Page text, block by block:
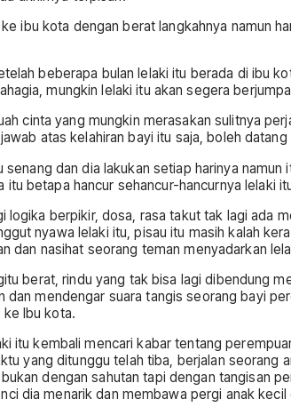
ibu kota dengan berat langkahnya namun
beberapa bulan lelaki itu berada di ibu
mungkin lelaki itu akan segera
cinta yang mungkin merasakan sulitnya
atas kelahiran bayi itu saja, boleh
senang dan dia lakukan setiap harinya
betapa hancur sehancur-hancurnya lelaki
logika berpikir, dosa, rasa takut tak lagi ada
nyawa lelaki itu, pisau itu masih kalah
dan nasihat seorang teman menyadarkan
berat, rindu yang tak bisa lagi dibendung
dan mendengar suara tangis seorang bayi
Ibu kota.
itu kembali mencari kabar tentang
yang ditunggu telah tiba, berjalan seorang
dengan sahutan tapi dengan tangisan
dia menarik dan membawa pergi anak kecil